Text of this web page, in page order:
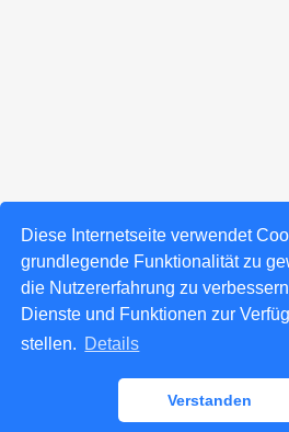
Diese Internetseite verwendet
grundlegende Funktionalität zu
die Nutzererfahrung zu
Dienste und Funktionen zur
stellen. Details
Verstanden